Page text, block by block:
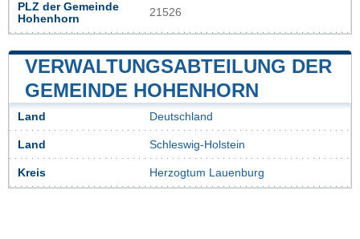
PLZ der Gemeinde
Hohenhorn
21526
VERWALTUNGSABTEILUNG DER
GEMEINDE HOHENHORN
Land Deutschland
Land Schleswig-Holstein
Kreis Herzogtum Lauenburg